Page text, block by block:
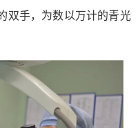
双手，为数以万计的青光